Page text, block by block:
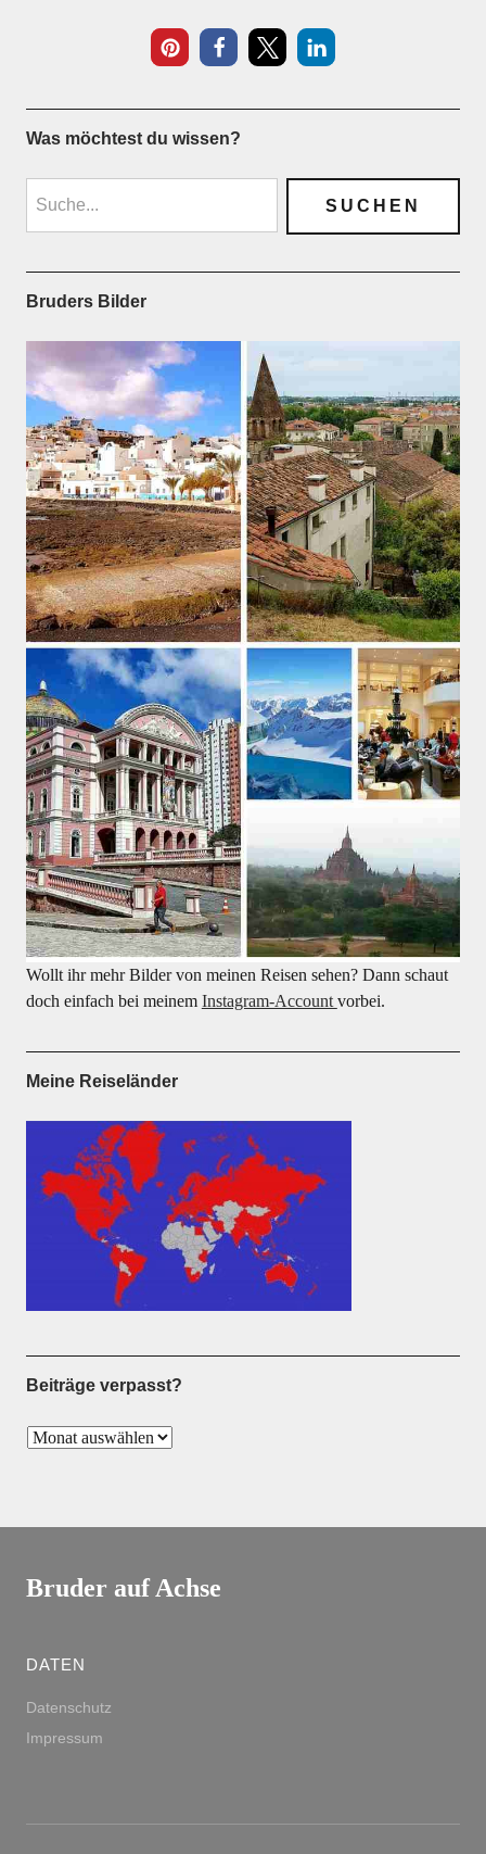
Was möchtest du wissen?
Bruders Bilder
Wollt ihr mehr Bilder von meinen Reisen sehen? Dann schaut
doch einfach bei meinem Instagram-Account vorbei.
Meine Reiseländer
Beiträge verpasst?
Bruder auf Achse
DATEN
Datenschutz
Impressum